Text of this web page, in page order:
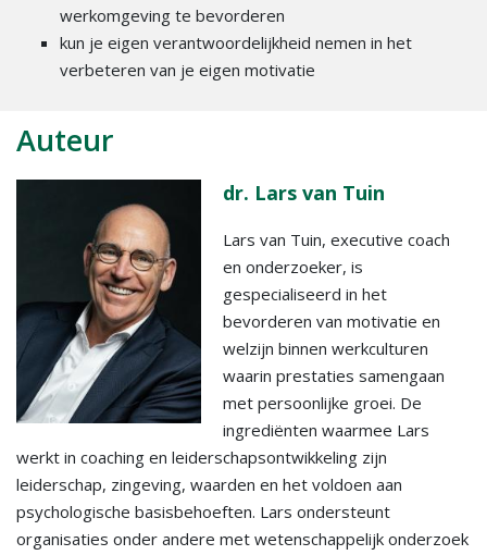
werkomgeving te bevorderen
kun je eigen verantwoordelijkheid nemen in het
verbeteren van je eigen motivatie
Auteur
dr. Lars van Tuin
Lars van Tuin, executive coach
en onderzoeker, is
gespecialiseerd in het
bevorderen van motivatie en
welzijn binnen werkculturen
waarin prestaties samengaan
met persoonlijke groei. De
ingrediënten waarmee Lars
werkt in coaching en leiderschapsontwikkeling zijn
leiderschap, zingeving, waarden en het voldoen aan
psychologische basisbehoeften. Lars ondersteunt
organisaties onder andere met wetenschappelijk onderzoek